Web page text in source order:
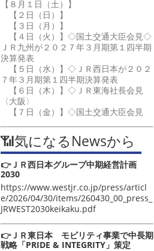
【８月１日（土）】
【２日（日）】
【３日（月）】
【４日（火）】◇国土交通大臣会見◇
ＪＲ九州が２０２７年３月期第１四半期
決算発表
【５日（水）】◇ＪＲ西日本が２０２
７年３月期第１四半期決算発表
【６日（木）】◇ＪＲ東海社長会見
〈大阪〉
【７日（金）】◇国土交通大臣会見
📶気になるNewsから
👉ＪＲ西日本グループ中期経営計画
2030
https://www.westjr.co.jp/press/articl
e/2026/04/30/items/260430_00_press_
JRWEST2030keikaku.pdf
👉ＪＲ東日本 モビリティ事業で中長期
戦略「PRIDE & INTEGRITY」策定